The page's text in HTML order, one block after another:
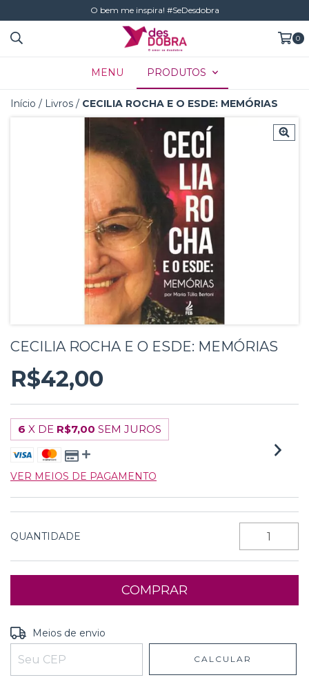
O bem me inspira! #SeDesdobra
0
MENU PRODUTOS
Início / Livros / CECILIA ROCHA E O ESDE: MEMÓRIAS
CECILIA ROCHA E O ESDE: MEMÓRIAS
R$42,00
6 X DE R$7,00 SEM JUROS
VER MEIOS DE PAGAMENTO
QUANTIDADE
Entregas para o CEP:
Meios de envio
CALCULAR